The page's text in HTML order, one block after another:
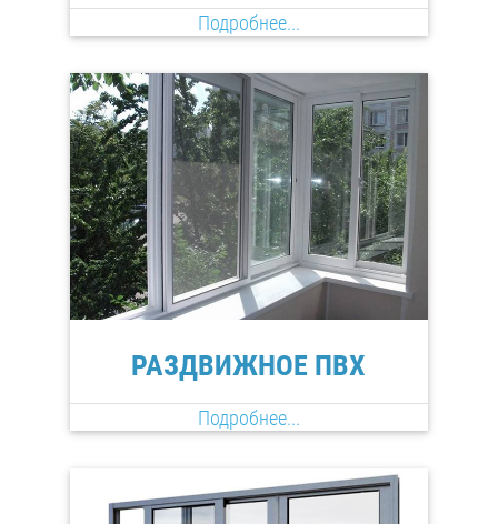
Подробнее...
РАЗДВИЖНОЕ ПВХ
Подробнее...